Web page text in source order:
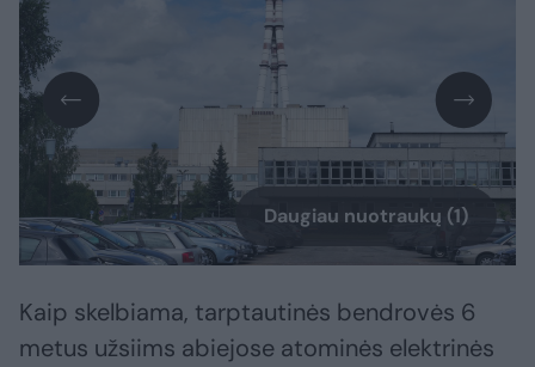
Daugiau nuotraukų (1)
Kaip skelbiama, tarptautinės bendrovės 6
metus užsiims abiejose atominės elektrinės